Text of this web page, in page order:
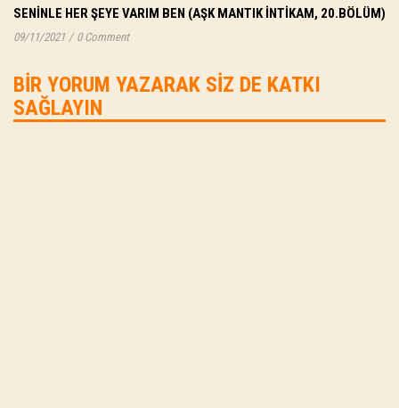
SENINLE HER ŞEYE VARIM BEN (AŞK MANTIK İNTIKAM, 20.BÖLÜM)
09/11/2021 / 0 Comment
BIR YORUM YAZARAK SIZ DE KATKI
SAĞLAYIN